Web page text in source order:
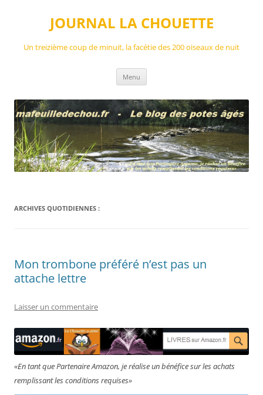
JOURNAL LA CHOUETTE
Un treizième coup de minuit, la facétie des 200 oiseaux de nuit
Menu
ARCHIVES QUOTIDIENNES :
Mon trombone préféré n’est pas un
attache lettre
Laisser un commentaire
«En tant que Partenaire Amazon, je réalise un bénéfice sur les achats
remplissant les conditions requises»